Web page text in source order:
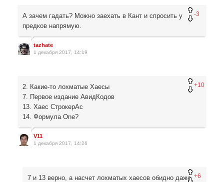
-3
А зачем гадать? Можно заехать в Кант и спросить у
предков напрямую.
tazhate
1 декабря 2017, 14:19
+10
2. Какие-то лохматые Хаесы
7. Первое издание АвидКодов
13. Хаес СтрокерАс
14. Формула One?
V11
1 декабря 2017, 14:26
+6
7 и 13 верно, а насчет лохматых хаесов обидно даже